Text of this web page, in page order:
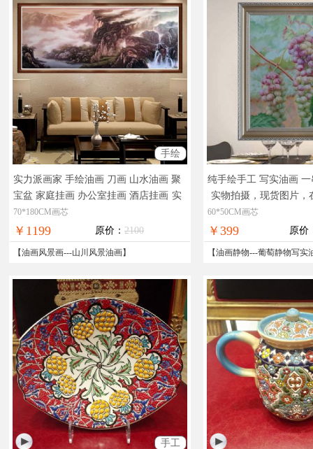
手绘
实力派画家 手绘油画 刀画 山水油画 聚
宝盆 家庭挂画 办公室挂画 酒店挂画 实
物拍摄，现货图片，在线支付，全国免
邮
70*180CM画芯
￥1199 原价： 2100
【油画风景画---山川风景油画】
纯手绘手工 写实油画
实物拍摄，现货图片，
免邮
60*50CM画芯
￥399 原价
【油画静物---葡萄静物写实
手工